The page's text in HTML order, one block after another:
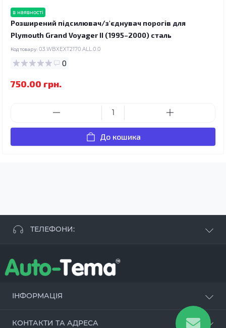
в наявності
Розширений підсилювач/з'єднувач порогів для
Plymouth Grand Voyager II (1995–2000) сталь
Код товару: 03.WBXEXT2170.ALL.0.0
0
750.00 грн.
До кошика
ТЕЛЕФОНИ:
+38 096 250 84 38
+38 099 657 61 50
ІНФОРМАЦІЯ
КОНТАКТИ ТА АДРЕСА